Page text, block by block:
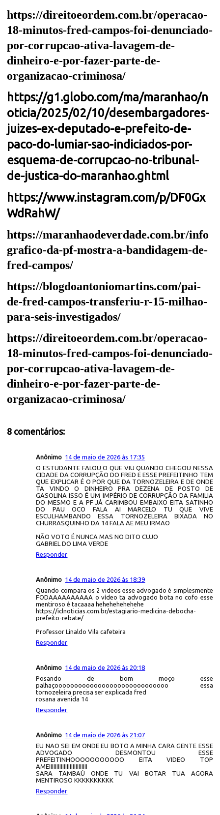
https://direitoeordem.com.br/operacao-
18-minutos-fred-campos-foi-denunciado-
por-corrupcao-ativa-lavagem-de-
dinheiro-e-por-fazer-parte-de-
organizacao-criminosa/
https://g1.globo.com/ma/maranhao/n
oticia/2025/02/10/desembargadores-
juizes-ex-deputado-e-prefeito-de-
paco-do-lumiar-sao-indiciados-por-
esquema-de-corrupcao-no-tribunal-
de-justica-do-maranhao.ghtml
https://www.instagram.com/p/DF0Gx
WdRahW/
https://maranhaodeverdade.com.br/info
grafico-da-pf-mostra-a-bandidagem-de-
fred-campos/
https://blogdoantoniomartins.com/pai-
de-fred-campos-transferiu-r-15-milhao-
para-seis-investigados/
https://direitoeordem.com.br/operacao-
18-minutos-fred-campos-foi-denunciado-
por-corrupcao-ativa-lavagem-de-
dinheiro-e-por-fazer-parte-de-
organizacao-criminosa/
8 comentários:
Anônimo 14 de maio de 2026 às 17:35
O ESTUDANTE FALOU O QUE VIU QUANDO CHEGOU NESSA
CIDADE DA CORRUPÇÃO DO FRED E ESSE PREFEITINHO TEM
QUE EXPLICAR É O POR QUE DA TORNOZELEIRA E DE ONDE
TA VINDO O DINHEIRO PRA DEZENA DE POSTO DE
GASOLINA ISSO É UM IMPÉRIO DE CORRUPÇÃO DA FAMILIA
DO MESMO E A PF JÁ CARIMBOU EMBAIXO EITA SATINHO
DO PAU OCO FALA AI MARCELO TU QUE VIVE
ESCULHAMBANDO ESSA TORNOZELEIRA BIXADA NO
CHURRASQUINHO DA 14 FALA AE MEU IRMAO
NÃO VOTO É NUNCA MAS NO DITO CUJO
GABRIEL DO LIMA VERDE
Responder
Anônimo 14 de maio de 2026 às 18:39
Quando compara os 2 videos esse advogado é simplesmente
FODAAAAAAAAAA o vídeo ta advogado bota no cofo esse
mentiroso é tacaaaa hehehehehehehe
https://iclnoticias.com.br/estagiario-medicina-debocha-
prefeito-rebate/
Professor Linaldo Vila cafeteira
Responder
Anônimo 14 de maio de 2026 às 20:18
Posando de bom moço esse
palhaçooooooooooooooooooooooooooooo essa
tornozeleira precisa ser explicada fred
rosana avenida 14
Responder
Anônimo 14 de maio de 2026 às 21:07
EU NAO SEI EM ONDE EU BOTO A MINHA CARA GENTE ESSE
ADVOGADO DESMONTOU ESSE
PREFEITINHOOOOOOOOOOO EITA VIDEO TOP
AMEIIIIIIIIIIIIIIIIIIIIIIIIII
SARA TAMBAÚ ONDE TU VAI BOTAR TUA AGORA
MENTIROSO KKKKKKKKKK
Responder